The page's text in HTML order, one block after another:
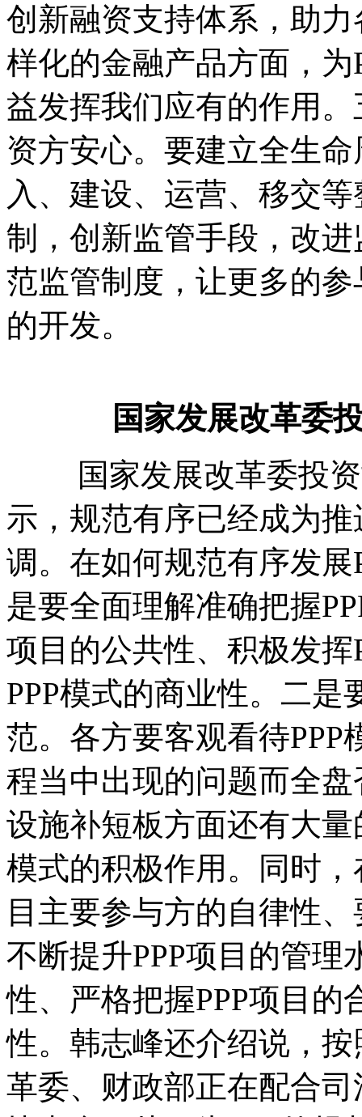
创新融资支持体系，助
样化的金融产品方面，
益发挥我们应有的作用
资方安心。要建立全生
入、建设、运营、移交
制，创新监管手段，改
范监管制度，让更多的
的开发。
国家发展改革委
国家发展改革委投资
示，规范有序已经成为
调。在如何规范有序发
是要全面理解准确把握
项目的公共性、积极发
PPP模式的商业性。二是
范。各方要客观看待
程当中出现的问题而全
设施补短板方面还有大
模式的积极作用。同时
目主要参与方的自律性
不断提升PPP项目的管
性、严格把握PPP项目的
性。韩志峰还介绍说，
革委、财政部正在配合